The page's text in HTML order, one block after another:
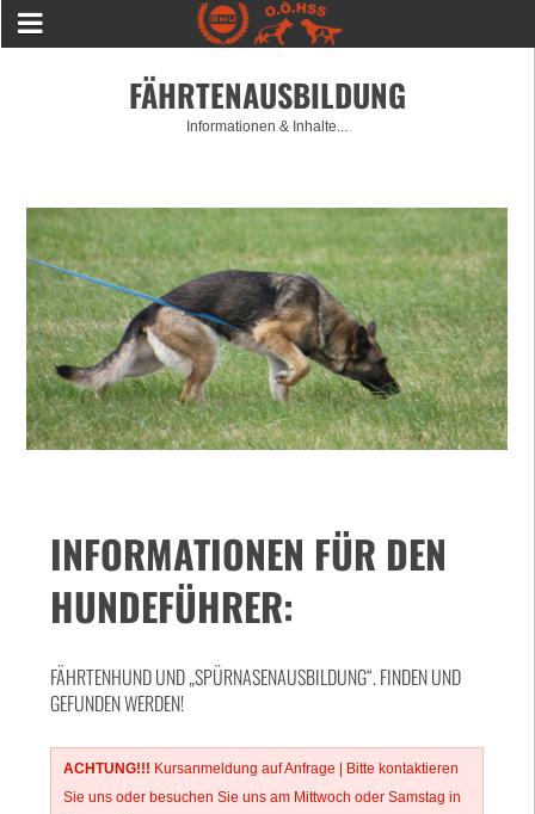
FÄHRTENAUSBILDUNG
Informationen & Inhalte...
INFORMATIONEN FÜR DEN
HUNDEFÜHRER:
FÄHRTENHUND UND „SPÜRNASENAUSBILDUNG“. FINDEN UND
GEFUNDEN WERDEN!
ACHTUNG!!! Kursanmeldung auf Anfrage | Bitte kontaktieren
Sie uns oder besuchen Sie uns am Mittwoch oder Samstag in